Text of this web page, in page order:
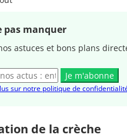
pas manquer
astuces et bons plans
Je m'abonne
sur notre politique de
de la crèche